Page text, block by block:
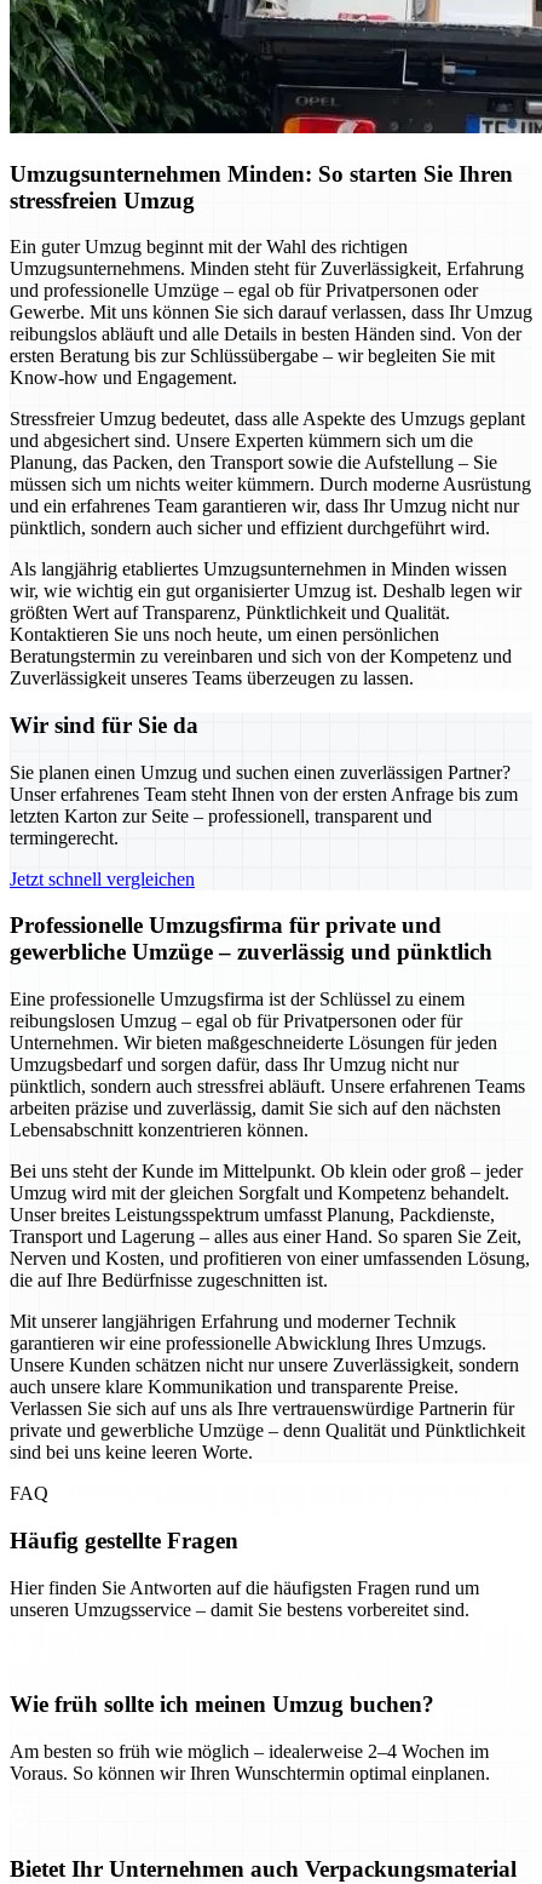
Umzugsunternehmen Minden: So starten Sie Ihren
stressfreien Umzug
Ein guter Umzug beginnt mit der Wahl des richtigen
Umzugsunternehmens. Minden steht für Zuverlässigkeit, Erfahrung
und professionelle Umzüge – egal ob für Privatpersonen oder
Gewerbe. Mit uns können Sie sich darauf verlassen, dass Ihr Umzug
reibungslos abläuft und alle Details in besten Händen sind. Von der
ersten Beratung bis zur Schlüssübergabe – wir begleiten Sie mit
Know-how und Engagement.
Stressfreier Umzug bedeutet, dass alle Aspekte des Umzugs geplant
und abgesichert sind. Unsere Experten kümmern sich um die
Planung, das Packen, den Transport sowie die Aufstellung – Sie
müssen sich um nichts weiter kümmern. Durch moderne Ausrüstung
und ein erfahrenes Team garantieren wir, dass Ihr Umzug nicht nur
pünktlich, sondern auch sicher und effizient durchgeführt wird.
Als langjährig etabliertes Umzugsunternehmen in Minden wissen
wir, wie wichtig ein gut organisierter Umzug ist. Deshalb legen wir
größten Wert auf Transparenz, Pünktlichkeit und Qualität.
Kontaktieren Sie uns noch heute, um einen persönlichen
Beratungstermin zu vereinbaren und sich von der Kompetenz und
Zuverlässigkeit unseres Teams überzeugen zu lassen.
Wir sind für Sie da
Sie planen einen Umzug und suchen einen zuverlässigen Partner?
Unser erfahrenes Team steht Ihnen von der ersten Anfrage bis zum
letzten Karton zur Seite – professionell, transparent und
termingerecht.
Jetzt schnell vergleichen
Professionelle Umzugsfirma für private und
gewerbliche Umzüge – zuverlässig und pünktlich
Eine professionelle Umzugsfirma ist der Schlüssel zu einem
reibungslosen Umzug – egal ob für Privatpersonen oder für
Unternehmen. Wir bieten maßgeschneiderte Lösungen für jeden
Umzugsbedarf und sorgen dafür, dass Ihr Umzug nicht nur
pünktlich, sondern auch stressfrei abläuft. Unsere erfahrenen Teams
arbeiten präzise und zuverlässig, damit Sie sich auf den nächsten
Lebensabschnitt konzentrieren können.
Bei uns steht der Kunde im Mittelpunkt. Ob klein oder groß – jeder
Umzug wird mit der gleichen Sorgfalt und Kompetenz behandelt.
Unser breites Leistungsspektrum umfasst Planung, Packdienste,
Transport und Lagerung – alles aus einer Hand. So sparen Sie Zeit,
Nerven und Kosten, und profitieren von einer umfassenden Lösung,
die auf Ihre Bedürfnisse zugeschnitten ist.
Mit unserer langjährigen Erfahrung und moderner Technik
garantieren wir eine professionelle Abwicklung Ihres Umzugs.
Unsere Kunden schätzen nicht nur unsere Zuverlässigkeit, sondern
auch unsere klare Kommunikation und transparente Preise.
Verlassen Sie sich auf uns als Ihre vertrauenswürdige Partnerin für
private und gewerbliche Umzüge – denn Qualität und Pünktlichkeit
sind bei uns keine leeren Worte.
FAQ
Häufig gestellte Fragen
Hier finden Sie Antworten auf die häufigsten Fragen rund um
unseren Umzugsservice – damit Sie bestens vorbereitet sind.
Wie früh sollte ich meinen Umzug buchen?
Am besten so früh wie möglich – idealerweise 2–4 Wochen im
Voraus. So können wir Ihren Wunschtermin optimal einplanen.
Bietet Ihr Unternehmen auch Verpackungsmaterial